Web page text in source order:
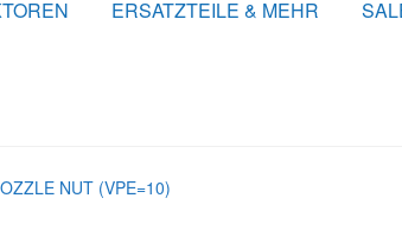
ERSATZTEILE & MEHR
NUT (VPE=10)